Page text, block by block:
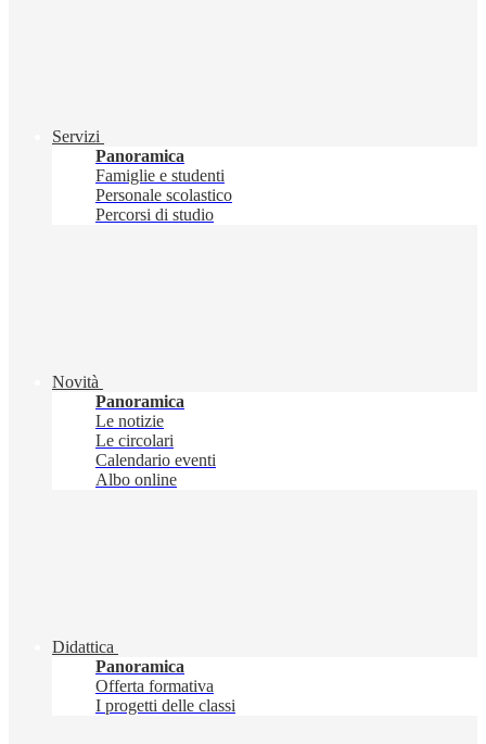
Servizi
Panoramica
Famiglie e studenti
Personale scolastico
Percorsi di studio
Novità
Panoramica
Le notizie
Le circolari
Calendario eventi
Albo online
Didattica
Panoramica
Offerta formativa
I progetti delle classi